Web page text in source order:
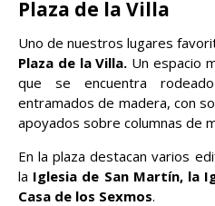
Plaza de la Villa
Uno de nuestros lugares
Plaza de la Villa. Un espacio
que se encuentra
entramados de madera, con
apoyados sobre columnas de
En la plaza destacan varios
la Iglesia de San Martín, la
Casa de los Sexmos.